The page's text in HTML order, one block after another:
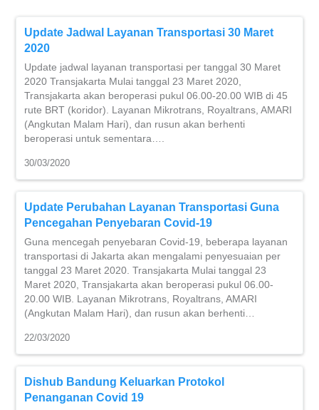
Update Jadwal Layanan Transportasi 30 Maret
2020
Update jadwal layanan transportasi per tanggal 30 Maret
2020 Transjakarta Mulai tanggal 23 Maret 2020,
Transjakarta akan beroperasi pukul 06.00-20.00 WIB di 45
rute BRT (koridor). Layanan Mikrotrans, Royaltrans, AMARI
(Angkutan Malam Hari), dan rusun akan berhenti
beroperasi untuk sementara….
30/03/2020
Update Perubahan Layanan Transportasi Guna
Pencegahan Penyebaran Covid-19
Guna mencegah penyebaran Covid-19, beberapa layanan
transportasi di Jakarta akan mengalami penyesuaian per
tanggal 23 Maret 2020. Transjakarta Mulai tanggal 23
Maret 2020, Transjakarta akan beroperasi pukul 06.00-
20.00 WIB. Layanan Mikrotrans, Royaltrans, AMARI
(Angkutan Malam Hari), dan rusun akan berhenti…
22/03/2020
Dishub Bandung Keluarkan Protokol
Penanganan Covid 19